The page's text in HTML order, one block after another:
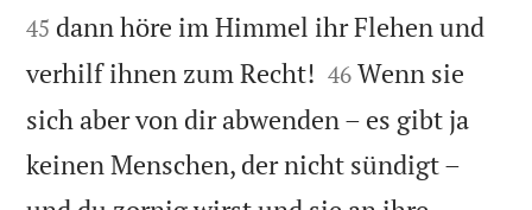
45 dann höre im Himmel ihr Flehen und
verhilf ihnen zum Recht! 

46 Wenn sie
sich aber von dir abwenden – es gibt ja
keinen Menschen, der nicht sündigt –